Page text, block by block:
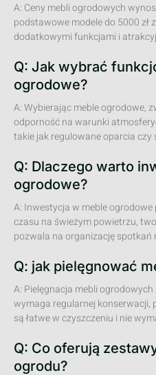
A: Ceny mebli ogrodowych
podstawowe modele do 5000 zł
dodatkowymi funkcjami i
Q: Jak wybrać
ogrodowe?
A: Wybierając meble ogrodowe,
odporność na warunki
takie jak regulowane oparcia czy
Q: Dlaczego warto
ogrodowe?
A: Inwestycja w meble
czasu na świeżym powietrzu,
pozwala na organizację
Q: jak pielęgnować
A: Pielęgnacja mebli
wymaga regularnej
są łatwe w czyszczeniu i nie
Q: Co oferują
ogrodu?